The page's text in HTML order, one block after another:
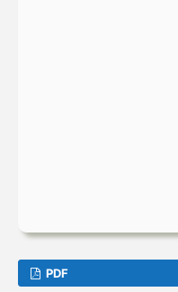
PDF